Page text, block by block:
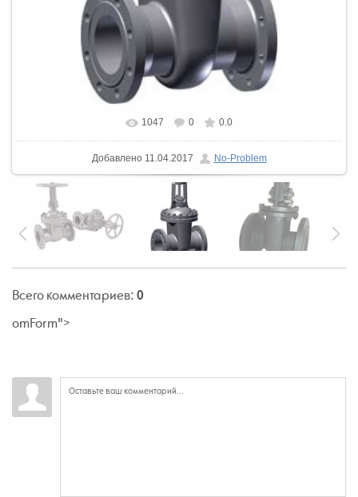
1047 0 0.0
Добавлено11.04.2017 No-Problem
Всего комментариев:0
omForm">